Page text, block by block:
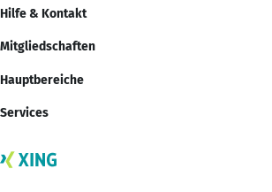
Hilfe & Kontakt
Mitgliedschaften
Hauptbereiche
Services